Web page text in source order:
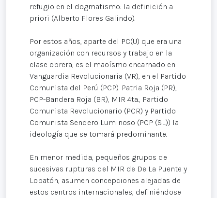
refugio en el dogmatismo: la definición a
priori (Alberto Flores Galindo).
Por estos años, aparte del PC(U) que era una
organización con recursos y trabajo en la
clase obrera, es el maoísmo encarnado en
Vanguardia Revolucionaria (VR), en el Partido
Comunista del Perú (PCP). Patria Roja (PR),
PCP-Bandera Roja (BR), MIR 4ta., Partido
Comunista Revolucionario (PCR) y Partido
Comunista Sendero Luminoso (PCP (SL)) la
ideología que se tomará predominante.
En menor medida, pequeños grupos de
sucesivas rupturas del MIR de De La Puente y
Lobatón, asumen concepciones alejadas de
estos centros internacionales, definiéndose